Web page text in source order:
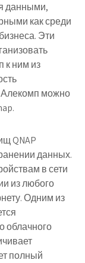
данными,
как среди
Эти
к ним из
можно
QNAP
данных.
в сети
из любого
Одним из
облачного
полный